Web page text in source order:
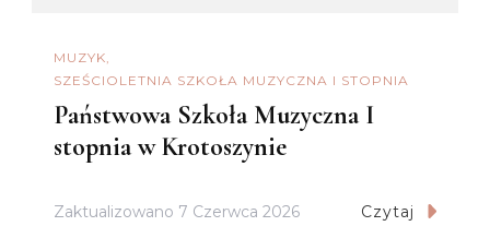
MUZYK
SZEŚCIOLETNIA SZKOŁA MUZYCZNA I STOPNIA
Państwowa Szkoła Muzyczna I
stopnia w Krotoszynie
Zaktualizowano 7 Czerwca 2026 Czytaj